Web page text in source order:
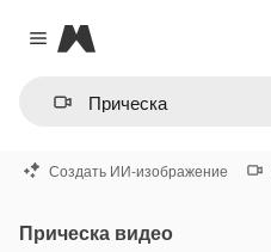
Close menu
Magnific
Создать ИИ-изображение
Прическа видео